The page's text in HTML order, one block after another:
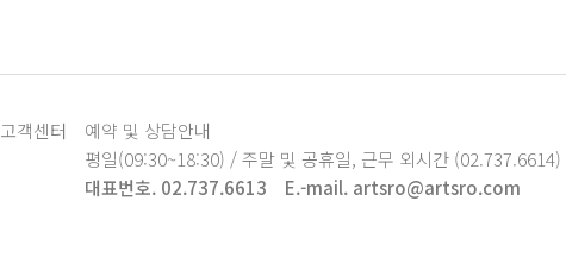
고객센터
예약 및 상담안내
평일(09:30~18:30) / 주말 및 공휴일, 근무 외시간 (02.737.6614)
대표번호. 02.737.6613
E.-mail. artsro@artsro.com